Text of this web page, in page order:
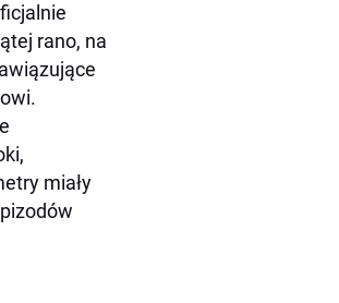
rano, na
miały